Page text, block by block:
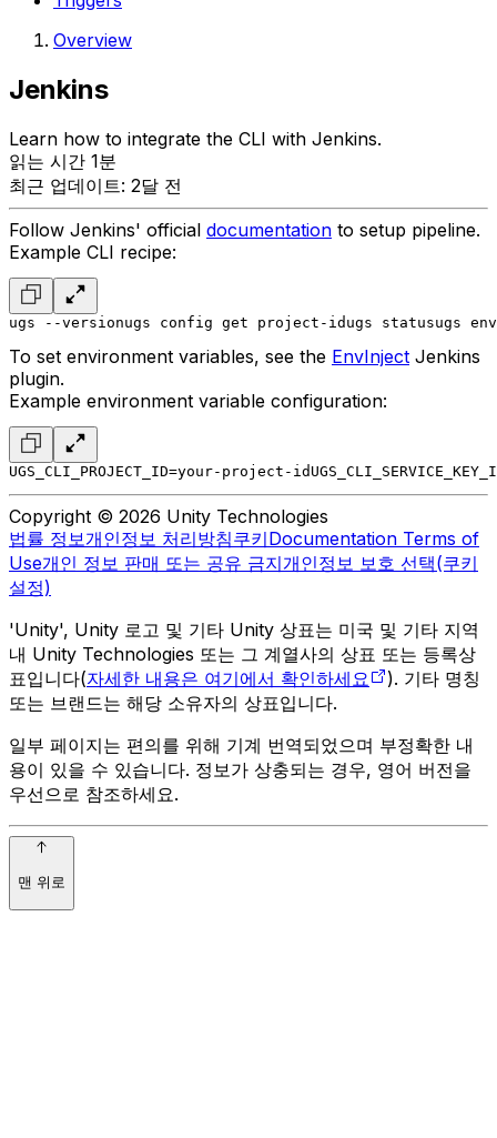
Overview
Jenkins
Learn how to integrate the CLI with Jenkins.
읽는 시간 1분
최근 업데이트: 2달 전
Follow Jenkins' official documentation to setup pipeline.
Example CLI recipe:
ugs --versionugs config get project-id ugs statusugs
To set environment variables, see the EnvInject Jenkins
plugin.
Example environment variable configuration:
UGS_CLI_PROJECT_ID=your-project-id
Copyright © 2026 Unity Technologies
법률 정보개인정보 처리방침쿠키Documentation Terms of
Use개인 정보 판매 또는 공유 금지개인정보 보호 선택(쿠키
설정)
'Unity', Unity 로고 및 기타 Unity 상표는 미국 및 기타 지역
내 Unity Technologies 또는 그 계열사의 상표 또는 등록상
표입니다(자세한 내용은 여기에서 확인하세요
). 기타 명칭
또는 브랜드는 해당 소유자의 상표입니다.
일부 페이지는 편의를 위해 기계 번역되었으며 부정확한 내
용이 있을 수 있습니다. 정보가 상충되는 경우, 영어 버전을
우선으로 참조하세요.
맨 위로